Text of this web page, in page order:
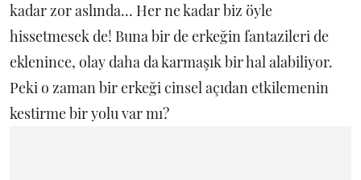
kadar zor aslında... Her ne kadar biz öyle
hissetmesek de! Buna bir de erkeğin fantazileri de
eklenince, olay daha da karmaşık bir hal alabiliyor.
Peki o zaman bir erkeği cinsel açıdan etkilemenin
kestirme bir yolu var mı?